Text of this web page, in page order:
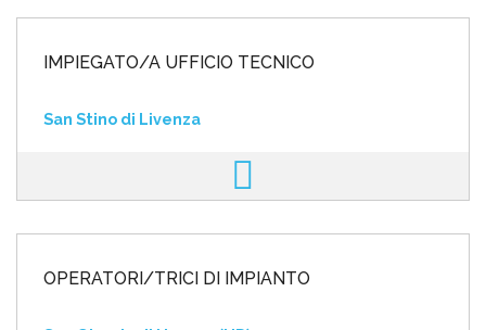
IMPIEGATO/A UFFICIO TECNICO
San Stino di Livenza
OPERATORI/TRICI DI IMPIANTO